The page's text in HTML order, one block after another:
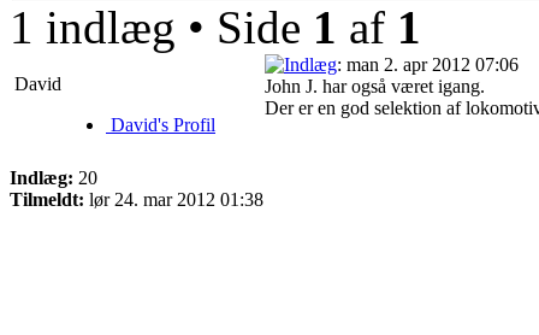
1 indlæg • Side 1 af 1
David
David's Profil
Indlæg: 20
Tilmeldt: lør 24. mar 2012 01:38
: man 2. apr 2012 07:06
John J. har også været igang.
Der er en god selektion af